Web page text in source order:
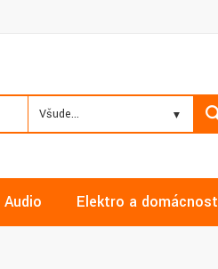
Všude...
Audio Elektro a domácnost